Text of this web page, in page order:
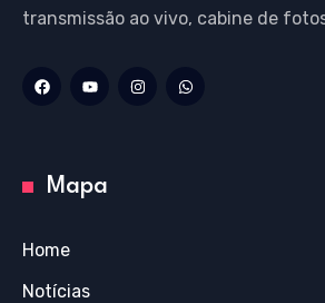
transmissão ao vivo, cabine de
Mapa
Home
Notícias